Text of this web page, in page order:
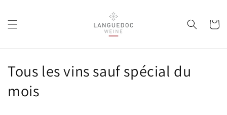
au
contenu
Panier
C
o
Tous les vins sauf spécial du
mois